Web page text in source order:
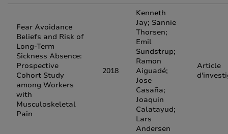
Fear Avoidance
Beliefs and Risk of
Long-Term
Sickness Absence:
Prospective
Cohort Study
among Workers
with
Musculoskeletal
Pain
2018
Kenneth
Jay; Sannie
Thorsen;
Emil
Sundstrup;
Ramon
Aiguadé;
Jose
Casaña;
Joaquin
Calatayud;
Lars
Andersen
Article